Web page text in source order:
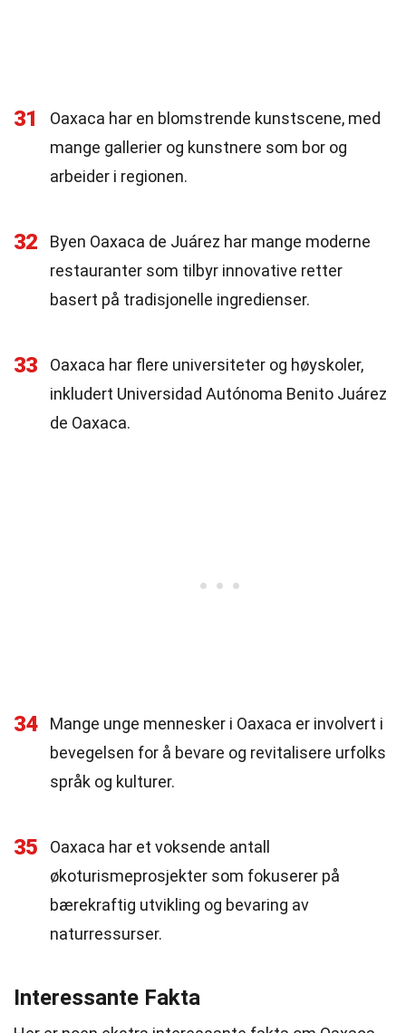
31
Oaxaca har en blomstrende kunstscene, med
mange gallerier og kunstnere som bor og
arbeider i regionen.
32
Byen Oaxaca de Juárez har mange moderne
restauranter som tilbyr innovative retter
basert på tradisjonelle ingredienser.
33
Oaxaca har flere universiteter og høyskoler,
inkludert Universidad Autónoma Benito Juárez
de Oaxaca.
34
Mange unge mennesker i Oaxaca er involvert i
bevegelsen for å bevare og revitalisere urfolks
språk og kulturer.
35
Oaxaca har et voksende antall
økoturismeprosjekter som fokuserer på
bærekraftig utvikling og bevaring av
naturressurser.
Interessante Fakta